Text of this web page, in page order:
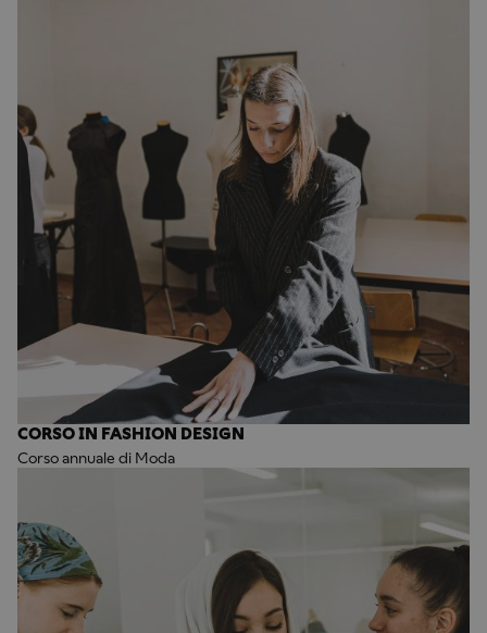
CORSO IN FASHION DESIGN
Corso annuale di Moda